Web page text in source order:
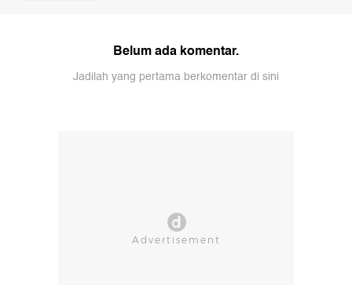
Belum ada komentar.
Jadilah yang pertama berkomentar di sini